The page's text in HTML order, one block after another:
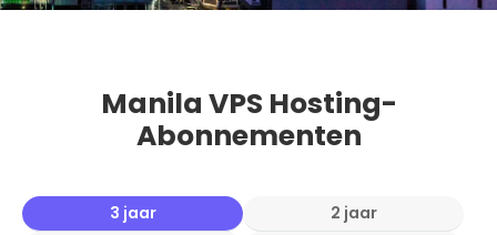
Manila VPS Hosting-
Abonnementen
3 jaar
2 jaar